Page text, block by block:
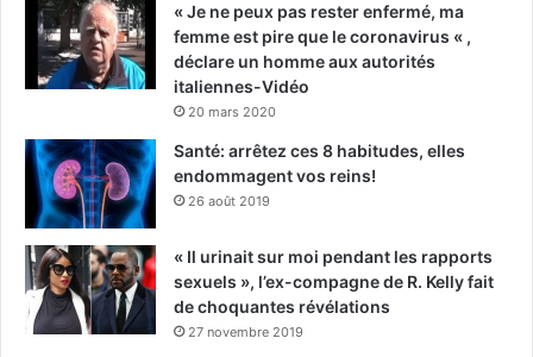
« Je ne peux pas rester enfermé, ma
femme est pire que le coronavirus « ,
déclare un homme aux autorités
italiennes-Vidéo
20 mars 2020
Santé: arrêtez ces 8 habitudes, elles
endommagent vos reins!
26 août 2019
« Il urinait sur moi pendant les rapports
sexuels », l’ex-compagne de R. Kelly fait
de choquantes révélations
27 novembre 2019